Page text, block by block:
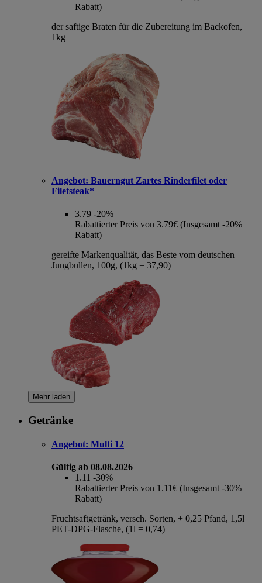
Rabatt)
der saftige Braten für die Zubereitung im Backofen,
1kg
Angebot: Bauerngut Zartes Rinderfilet oder
Filetsteak*
3.79 -20%
Rabattierter Preis von 3.79€ (Insgesamt -20%
Rabatt)
gereifte Markenqualität, das Beste vom deutschen
Jungbullen, 100g, (1kg = 37,90)
Mehr laden
Getränke
Angebot: Multi 12
Gültig ab 08.08.2026
1.11 -30%
Rabattierter Preis von 1.11€ (Insgesamt -30%
Rabatt)
Fruchtsaftgetränk, versch. Sorten, + 0,25 Pfand, 1,5l
PET-DPG-Flasche, (1l = 0,74)